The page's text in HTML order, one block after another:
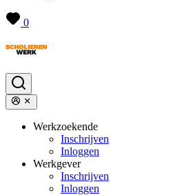
0
Werkzoekende
Inschrijven
Inloggen
Werkgever
Inschrijven
Inloggen